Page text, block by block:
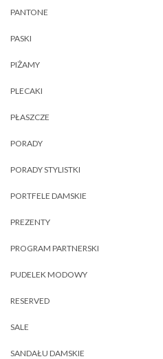
PANTONE
PASKI
PIŻAMY
PLECAKI
PŁASZCZE
PORADY
PORADY STYLISTKI
PORTFELE DAMSKIE
PREZENTY
PROGRAM PARTNERSKI
PUDELEK MODOWY
RESERVED
SALE
SANDAŁU DAMSKIE